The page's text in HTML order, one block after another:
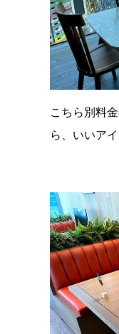
こちら別料
ら、いいア